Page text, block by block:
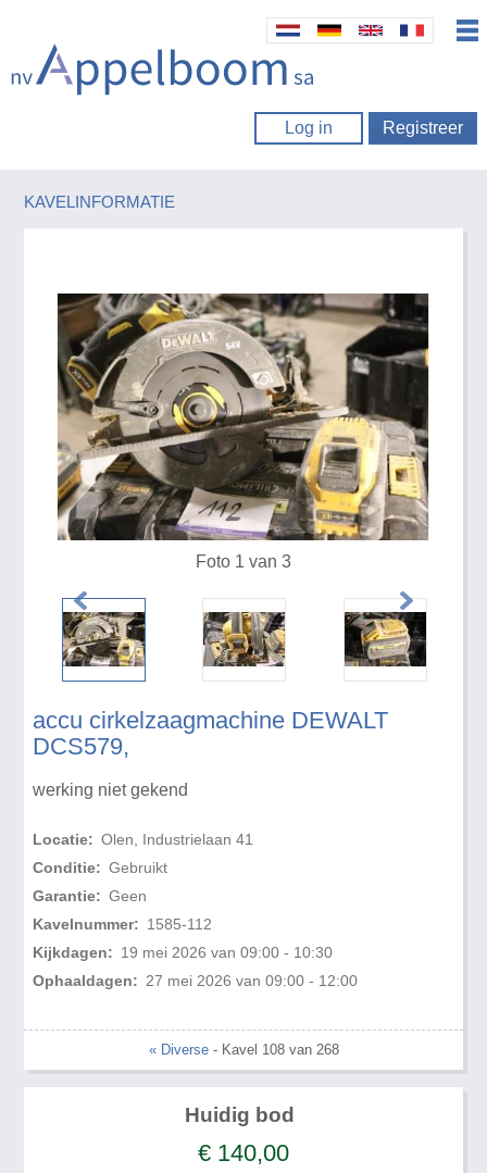
Log in Registreer
KAVELINFORMATIE
accu cirkelzaagmachine DEWALT
DCS579,
werking niet gekend
Locatie: Olen, Industrielaan 41
Conditie: Gebruikt
Garantie: Geen
Kavelnummer: 1585-112
Kijkdagen: 19 mei 2026 van 09:00 - 10:30
Ophaaldagen: 27 mei 2026 van 09:00 - 12:00
Foto 1 van 3
« Diverse- Kavel 108 van 268
Huidig bod
€ 140,00